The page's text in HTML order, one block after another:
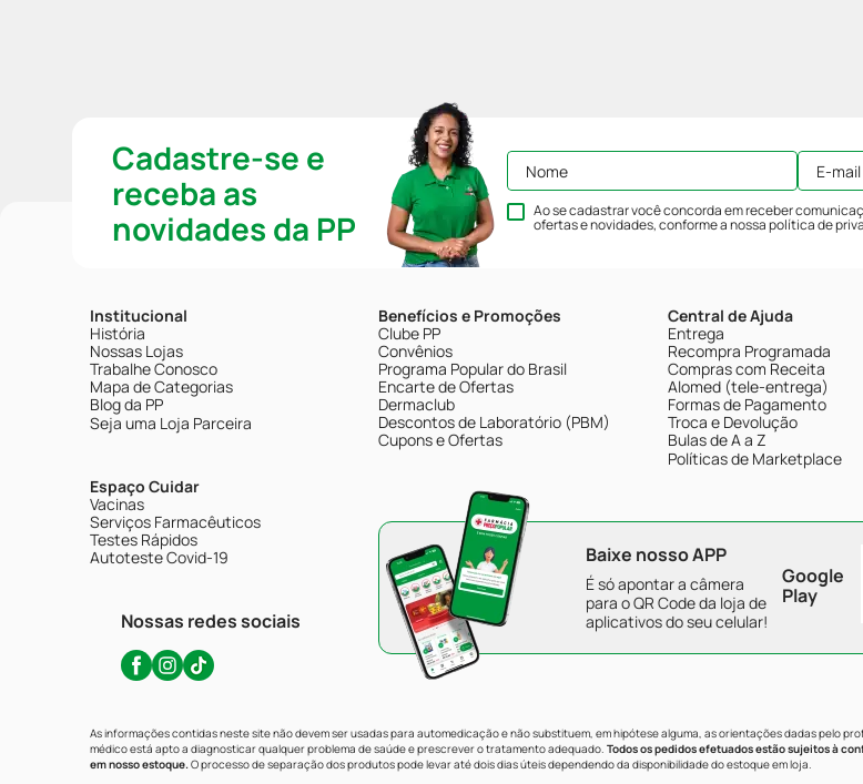
Cadastre-se e
receba as
novidades da PP
Ao se cadastrar você concorda em receber
ofertas e novidades, conforme a nossapolítica de
Institucional
História
Nossas Lojas
Trabalhe Conosco
Mapa de Categorias
Blog da PP
Seja uma Loja Parceira
Espaço Cuidar
Vacinas
Serviços Farmacêuticos
Testes Rápidos
Autoteste Covid-19
Nossas redes sociais
Benefícios e Promoções
Clube PP
Convênios
Programa Popular do Brasil
Encarte de Ofertas
Dermaclub
Descontos de Laboratório (PBM)
Cupons e Ofertas
Central de Ajuda
Entrega
Recompra Programada
Compras com Receita
Alomed (tele-entrega)
Formas de Pagamento
Troca e Devolução
Bulas de A a Z
Políticas de Marketplace
Baixe nosso APP
É só apontar a câmera
para o QR Code da loja de
aplicativos do seu celular!
Google
Play
As informações contidas neste site não devem ser usadas para automedicação e não substituem, em hipótese alguma, as orientações dadas pelo
médico está apto a diagnosticar qualquer problema de saúde e prescrever o tratamento adequado. Todos os pedidos efetuados estão sujeitos à
em nosso estoque.O processo de separação dos produtos pode levar até dois dias úteis dependendo da disponibilidade do estoque em loja.